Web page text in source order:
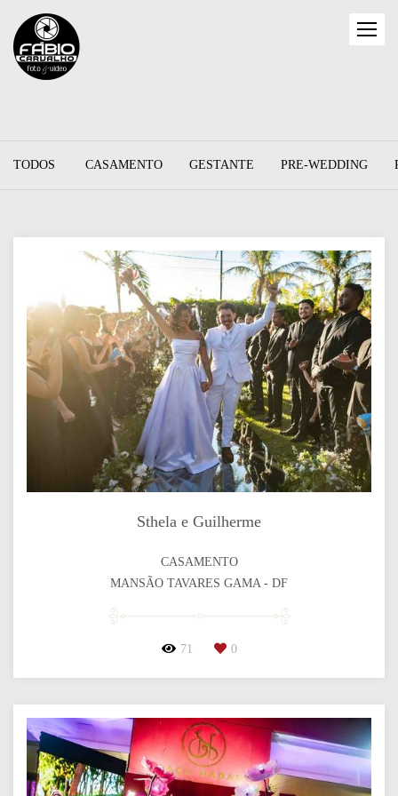
TODOS CASAMENTO GESTANTE PRE-WEDDING
Sthela e Guilherme
CASAMENTO
MANSÃO TAVARES GAMA - DF
71 0